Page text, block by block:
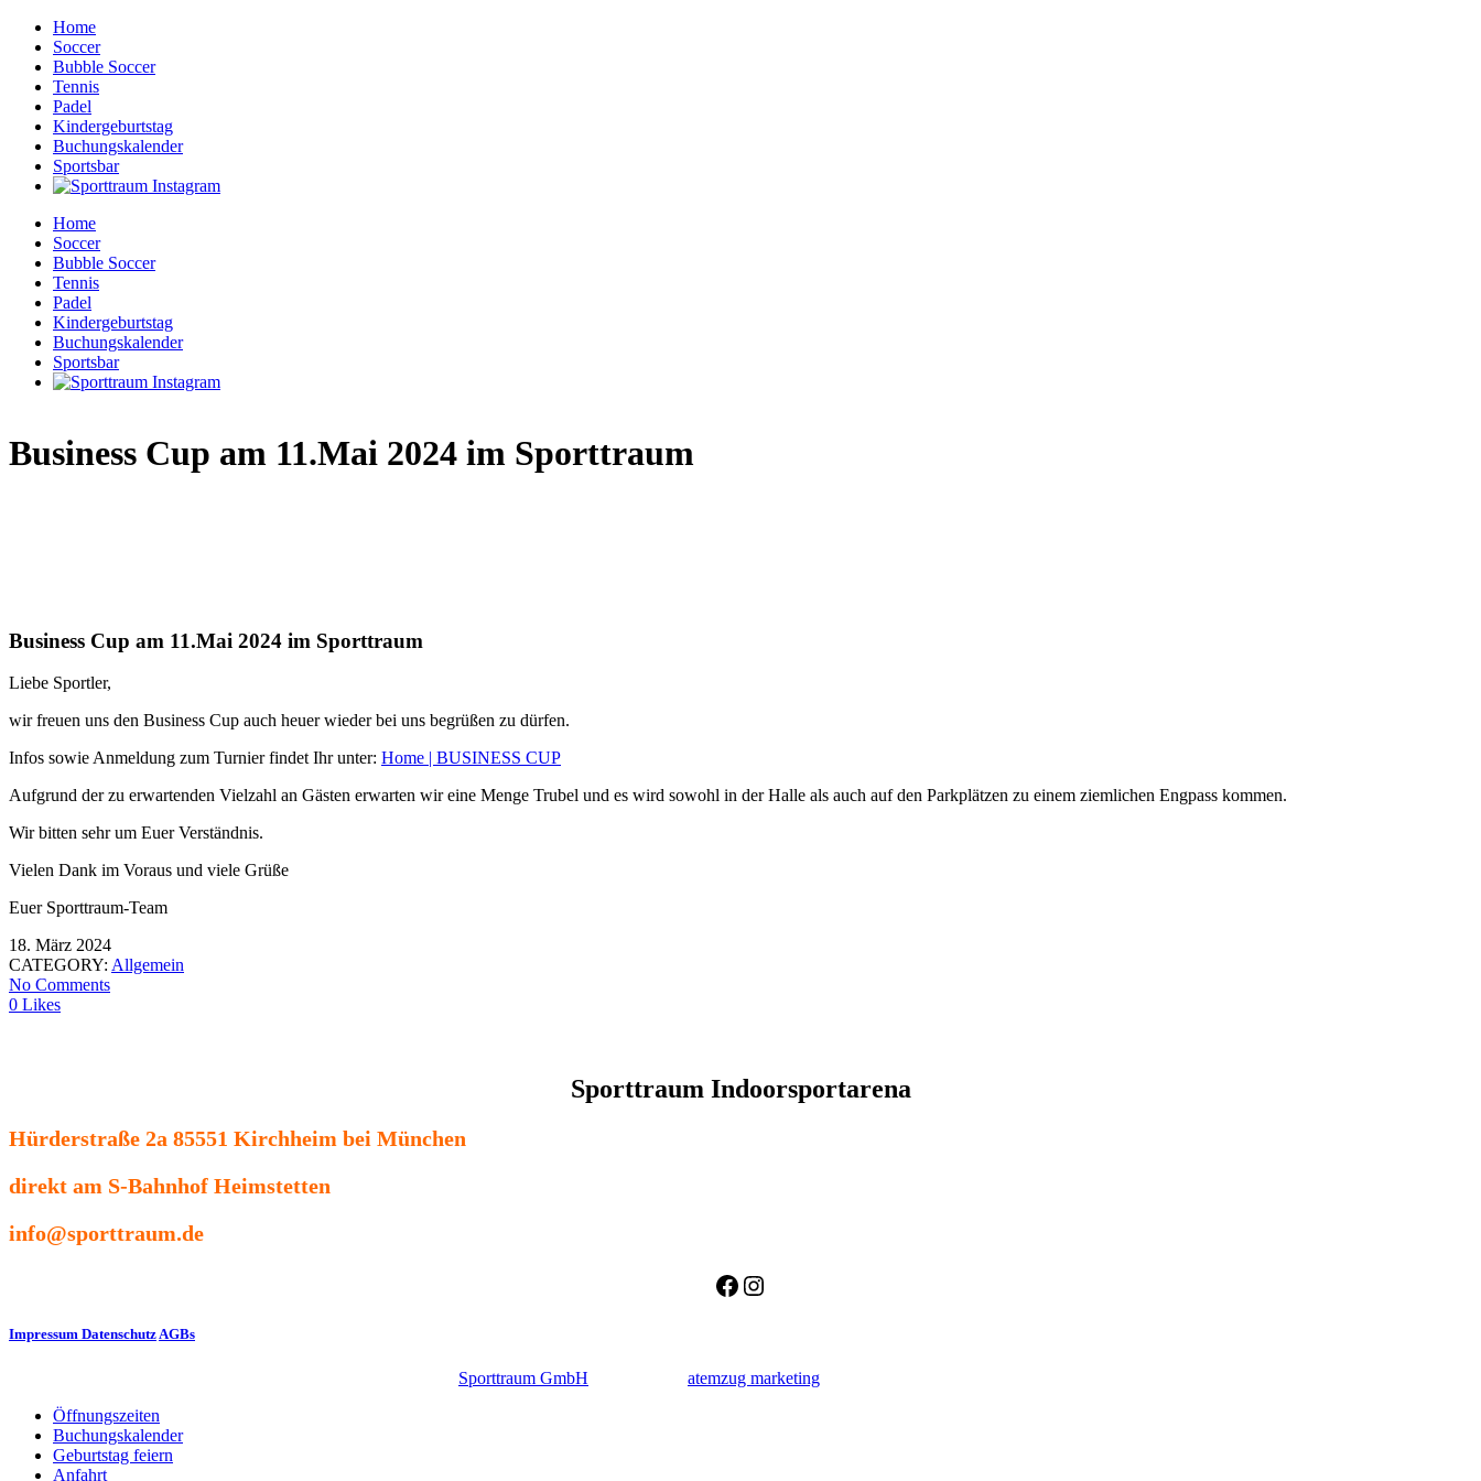
Home
Soccer
Bubble Soccer
Tennis
Padel
Kindergeburtstag
Buchungskalender
Sportsbar
Home
Soccer
Bubble Soccer
Tennis
Padel
Kindergeburtstag
Buchungskalender
Sportsbar
Business Cup am 11.Mai 2024 im Sporttraum
Business Cup am 11.Mai 2024 im Sporttraum
Liebe Sportler,
wir freuen uns den Business Cup auch heuer wieder bei uns begrüßen zu dürfen.
Infos sowie Anmeldung zum Turnier findet Ihr unter: Home | BUSINESS CUP
Aufgrund der zu erwartenden Vielzahl an Gästen erwarten wir eine Menge Trubel und es wird sowohl in der Halle als auch auf den Parkplätzen zu einem ziemlichen Engpass kommen.
Wir bitten sehr um Euer Verständnis.
Vielen Dank im Voraus und viele Grüße
Euer Sporttraum-Team
18. März 2024
CATEGORY: Allgemein
No Comments
0 Likes
Sporttraum Indoorsportarena
Hürderstraße 2a 85551 Kirchheim bei München
direkt am S-Bahnhof Heimstetten
info@sporttraum.de
Facebook
Instagram
Impressum DatenschutzAGBs
Sporttraum GmbH
atemzug marketing
Öffnungszeiten
Buchungskalender
Geburtstag feiern
Anfahrt